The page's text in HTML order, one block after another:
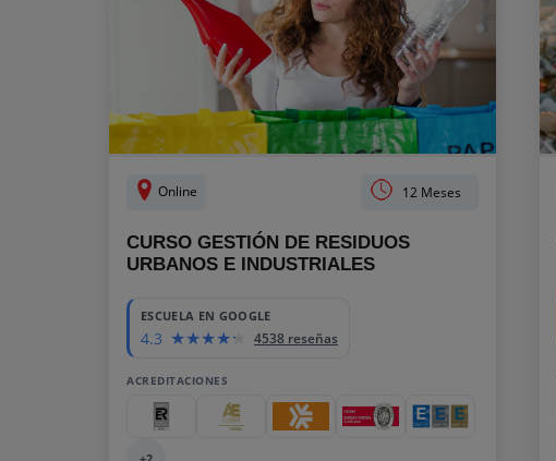
Online 12 Meses
CURSO GESTIÓN DE RESIDUOS
URBANOS E INDUSTRIALES
ESCUELA EN GOOGLE
4.3 4538 reseñas
ACREDITACIONES
+2